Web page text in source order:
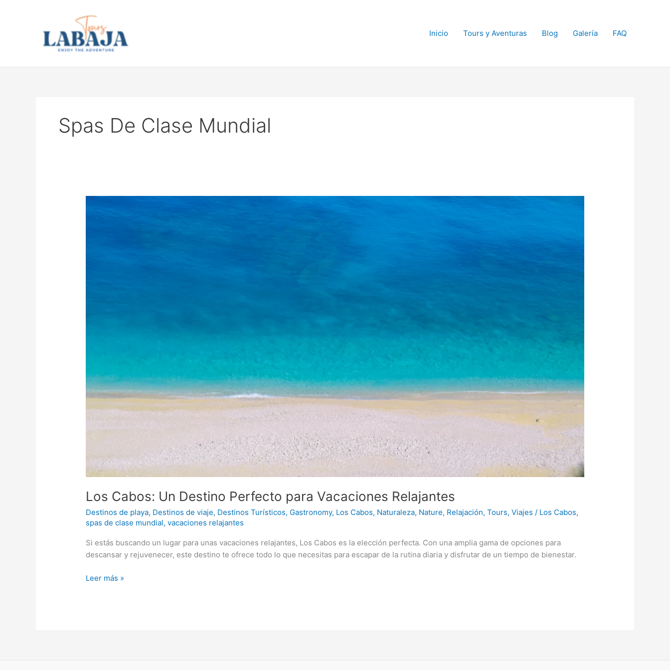
Inicio Tours y Aventuras Blog Galería FAQ
Spas De Clase Mundial
Los Cabos: Un Destino Perfecto para Vacaciones Relajantes
Destinos de playa, Destinos de viaje, Destinos Turísticos, Gastronomy, Los Cabos, Naturaleza, Nature, Relajación,Tours,Viajes / Los Cabos,
spas de clase mundial,vacaciones relajantes
Si estás buscando un lugar para unas vacaciones relajantes, Los Cabos es la elección perfecta. Con una amplia gama de opciones para
descansar y rejuvenecer, este destino te ofrece todo lo que necesitas para escapar de la rutina diaria y disfrutar de un tiempo de bienestar.
Cabos:
Leer más »